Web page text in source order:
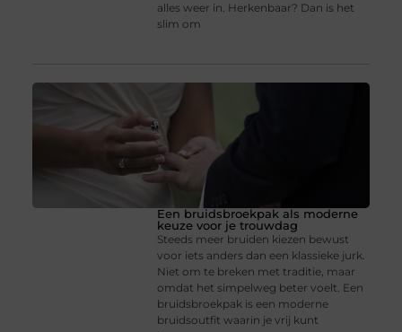
alles weer in. Herkenbaar? Dan is het
slim om
Een bruidsbroekpak als moderne
keuze voor je trouwdag
Steeds meer bruiden kiezen bewust
voor iets anders dan een klassieke jurk.
Niet om te breken met traditie, maar
omdat het simpelweg beter voelt. Een
bruidsbroekpak is een moderne
bruidsoutfit waarin je vrij kunt